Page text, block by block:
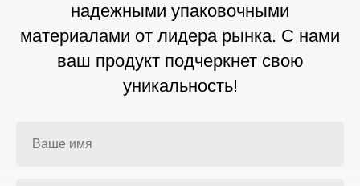
надежными упаковочными
материалами от лидера рынка. С нами
ваш продукт подчеркнет свою
уникальность!